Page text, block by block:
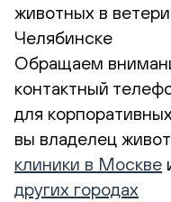
животных в
Челябинске
Обращаем
контактный
для
вы владелец
клиники в Москве
других городах